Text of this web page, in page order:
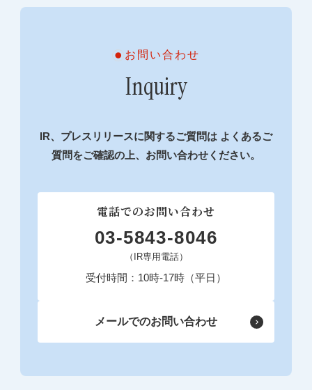
お問い合わせ
Inquiry
IR、プレスリリースに関するご質問は よくあるご
質問をご確認の上、お問い合わせください。
電話でのお問い合わせ
03-5843-8046
（IR専用電話）
受付時間：10時-17時（平日）
メールでのお問い合わせ